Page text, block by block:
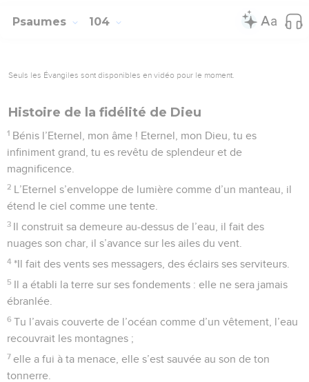
Psaumes 104
Seuls les Évangiles sont disponibles en vidéo pour le moment.
Histoire de la fidélité de Dieu
1 Bénis l’Eternel, mon âme ! Eternel, mon Dieu, tu es
infiniment grand, tu es revêtu de splendeur et de
magnificence.
2 L’Eternel s’enveloppe de lumière comme d’un manteau, il
étend le ciel comme une tente.
3 Il construit sa demeure au-dessus de l’eau, il fait des
nuages son char, il s’avance sur les ailes du vent.
4 *Il fait des vents ses messagers, des éclairs ses serviteurs.
5 Il a établi la terre sur ses fondements : elle ne sera jamais
ébranlée.
6 Tu l’avais couverte de l’océan comme d’un vêtement, l’eau
recouvrait les montagnes ;
7 elle a fui à ta menace, elle s’est sauvée au son de ton
tonnerre.